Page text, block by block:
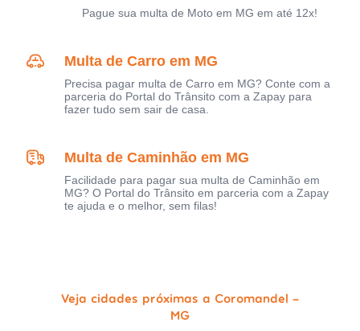
Pague sua multa de Moto em MG em até 12x!
Multa de Carro em MG
Precisa pagar multa de Carro em MG? Conte com a
parceria do Portal do Trânsito com a Zapay para
fazer tudo sem sair de casa.
Multa de Caminhão em MG
Facilidade para pagar sua multa de Caminhão em
MG? O Portal do Trânsito em parceria com a Zapay
te ajuda e o melhor, sem filas!
Veja cidades próximas a Coromandel -
MG